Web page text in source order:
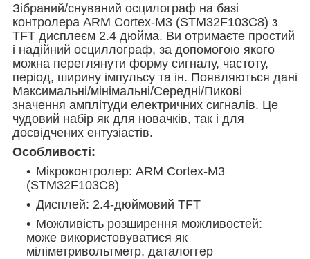
Зібраний/снуваний осцилограф на базі
контролера ARM Cortex-M3 (STM32F103C8) з
TFT дисплеєм 2.4 дюйма. Ви отримаєте простий
і надійний осциллограф, за допомогою якого
можна переглянути форму сигналу, частоту,
період, ширину імпульсу та ін. Появляються дані
Максимальні/мінімальні/Середні/Пикові
значення амплітуди електричних сигналів. Це
чудовий набір як для новачків, так і для
досвідчених ентузіастів.
Особливості:
Мікроконтролер: ARM Cortex-M3
(STM32F103C8)
Дисплей: 2.4-дюймовий TFT
Можливість розширення можливостей:
може використовуватися як
міліметривольтметр, даталоггер